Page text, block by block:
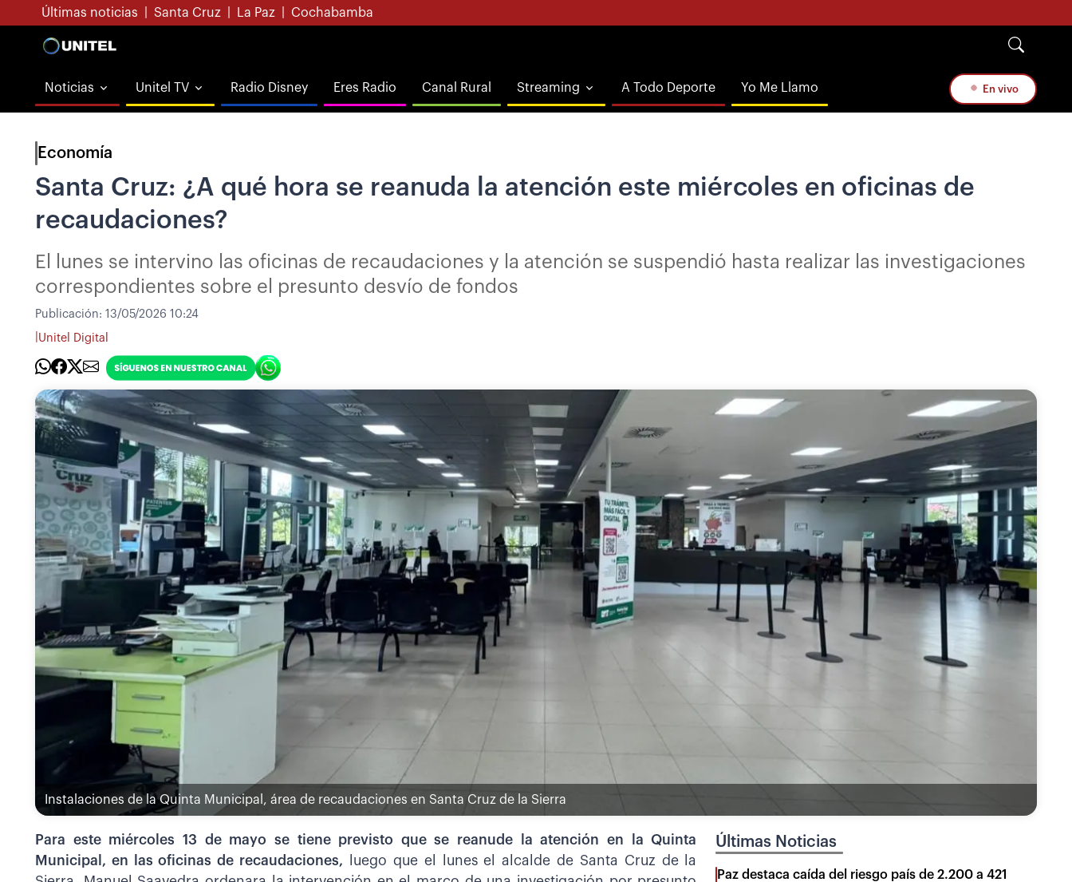
Últimas noticias Santa Cruz La Paz Cochabamba
Noticias Unitel TV Radio Disney Eres Radio Canal Rural Streaming A Todo Deporte Yo Me Llamo En vivo
Economía
Santa Cruz: ¿A qué hora se reanuda la atención este miércoles en oficinas de
recaudaciones?
El lunes se intervino las oficinas de recaudaciones y la atención se suspendió hasta realizar las investigaciones
correspondientes sobre el presunto desvío de fondos
Publicación: 13/05/2026 10:24
Unitel Digital
Instalaciones de la Quinta Municipal, área de recaudaciones en Santa Cruz de la Sierra
Para este miércoles 13 de mayo se tiene previsto que se reanude la atención en la Quinta
Municipal, en las oficinas de recaudaciones, luego que el lunes el alcalde de Santa Cruz de la
Últimas Noticias
Paz destaca caída del riesgo país de 2.200 a 421